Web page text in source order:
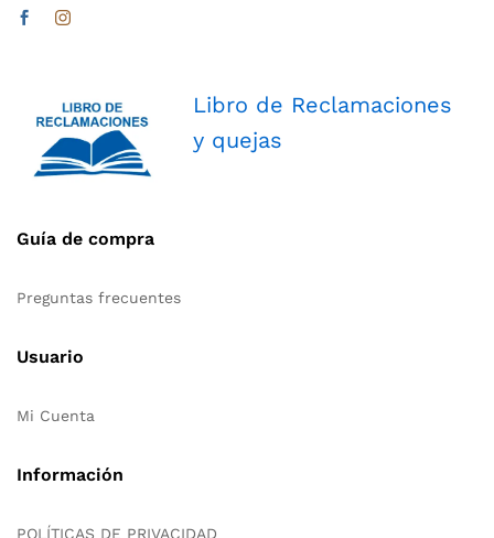
Libro de Reclamaciones
y quejas
Guía de compra
Preguntas frecuentes
Usuario
Mi Cuenta
Información
POLÍTICAS DE PRIVACIDAD